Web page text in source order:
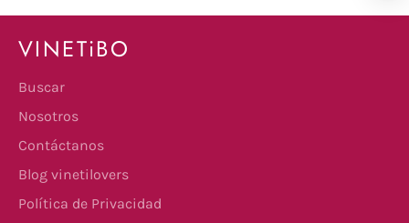
VINETiBO
Buscar
Nosotros
Contáctanos
Blog vinetilovers
Política de Privacidad